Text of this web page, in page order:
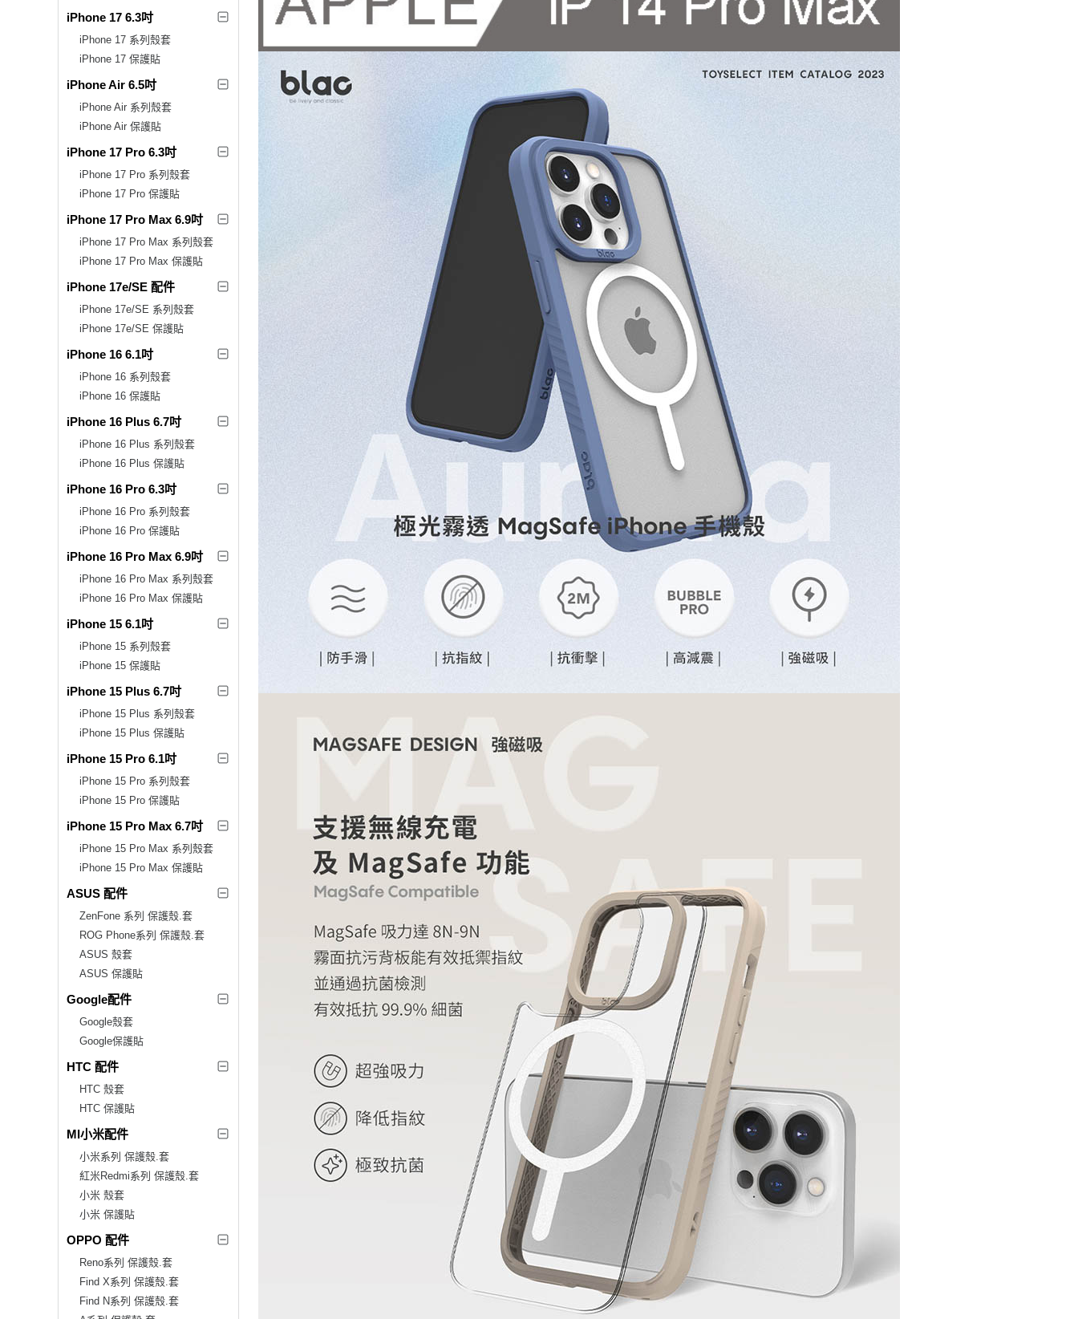
iPhone 17 6.3吋
iPhone 17 系列殼套
iPhone 17 保護貼
iPhone Air 6.5吋
iPhone Air 系列殼套
iPhone Air 保護貼
iPhone 17 Pro 6.3吋
iPhone 17 Pro 系列殼套
iPhone 17 Pro 保護貼
iPhone 17 Pro Max 6.9吋
iPhone 17 Pro Max 系列殼套
iPhone 17 Pro Max 保護貼
iPhone 17e/SE 配件
iPhone 17e/SE 系列殼套
iPhone 17e/SE 保護貼
iPhone 16 6.1吋
iPhone 16 系列殼套
iPhone 16 保護貼
iPhone 16 Plus 6.7吋
iPhone 16 Plus 系列殼套
iPhone 16 Plus 保護貼
iPhone 16 Pro 6.3吋
iPhone 16 Pro 系列殼套
iPhone 16 Pro 保護貼
iPhone 16 Pro Max 6.9吋
iPhone 16 Pro Max 系列殼套
iPhone 16 Pro Max 保護貼
iPhone 15 6.1吋
iPhone 15 系列殼套
iPhone 15 保護貼
iPhone 15 Plus 6.7吋
iPhone 15 Plus 系列殼套
iPhone 15 Plus 保護貼
iPhone 15 Pro 6.1吋
iPhone 15 Pro 系列殼套
iPhone 15 Pro 保護貼
iPhone 15 Pro Max 6.7吋
iPhone 15 Pro Max 系列殼套
iPhone 15 Pro Max 保護貼
ASUS 配件
ZenFone 系列 保護殼.套
ROG Phone系列 保護殼.套
ASUS 殼套
ASUS 保護貼
Google配件
Google殼套
Google保護貼
HTC 配件
HTC 殼套
HTC 保護貼
MI小米配件
小米系列 保護殼.套
紅米Redmi系列 保護殼.套
小米 殼套
小米 保護貼
OPPO 配件
Reno系列 保護殼.套
Find X系列 保護殼.套
Find N系列 保護殼.套